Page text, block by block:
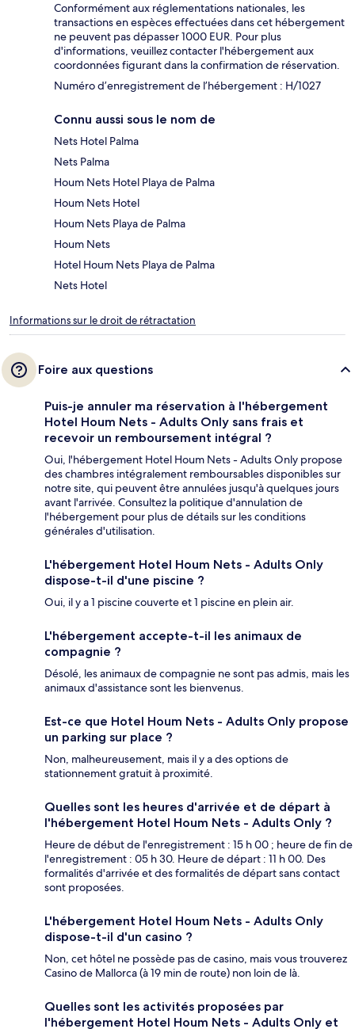
Conformément aux réglementations nationales, les
transactions en espèces effectuées dans cet hébergement
ne peuvent pas dépasser 1000 EUR. Pour plus
d'informations, veuillez contacter l'hébergement aux
coordonnées figurant dans la confirmation de réservation.
Numéro d’enregistrement de l’hébergement : H/1027
Connu aussi sous le nom de
Nets Hotel Palma
Nets Palma
Houm Nets Hotel Playa de Palma
Houm Nets Hotel
Houm Nets Playa de Palma
Houm Nets
Hotel Houm Nets Playa de Palma
Nets Hotel
Informations sur le droit de rétractation
Foire aux questions
Puis-je annuler ma réservation à l'hébergement
Hotel Houm Nets - Adults Only sans frais et
recevoir un remboursement intégral ?
Oui, l'hébergement Hotel Houm Nets - Adults Only propose
des chambres intégralement remboursables disponibles sur
notre site, qui peuvent être annulées jusqu'à quelques jours
avant l'arrivée. Consultez la politique d'annulation de
l'hébergement pour plus de détails sur les conditions
générales d'utilisation.
L'hébergement Hotel Houm Nets - Adults Only
dispose-t-il d'une piscine ?
Oui, il y a 1 piscine couverte et 1 piscine en plein air.
L'hébergement accepte-t-il les animaux de
compagnie ?
Désolé, les animaux de compagnie ne sont pas admis, mais les
animaux d'assistance sont les bienvenus.
Est-ce que Hotel Houm Nets - Adults Only propose
un parking sur place ?
Non, malheureusement, mais il y a des options de
stationnement gratuit à proximité.
Quelles sont les heures d'arrivée et de départ à
l'hébergement Hotel Houm Nets - Adults Only ?
Heure de début de l'enregistrement : 15 h 00 ; heure de fin de
l'enregistrement : 05 h 30. Heure de départ : 11 h 00. Des
formalités d'arrivée et des formalités de départ sans contact
sont proposées.
L'hébergement Hotel Houm Nets - Adults Only
dispose-t-il d'un casino ?
Non, cet hôtel ne possède pas de casino, mais vous trouverez
Casino de Mallorca (à 19 min de route) non loin de là.
Quelles sont les activités proposées par
l'hébergement Hotel Houm Nets - Adults Only et